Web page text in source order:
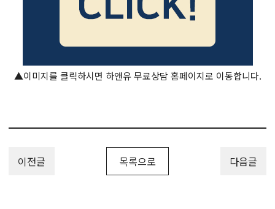
▲이미지를 클릭하시면 하앤유 무료상담 홈페이지로 이동합니다.
이전글 목록으로 다음글